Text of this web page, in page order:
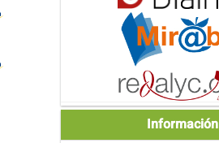
Información